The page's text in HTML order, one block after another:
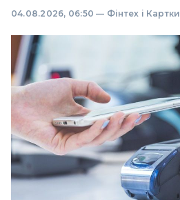
04.08.2026, 06:50 — Фінтех і Картки